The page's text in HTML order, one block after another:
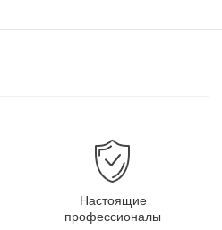
Настоящие
профессионалы